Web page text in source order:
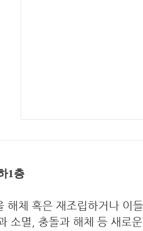
1층
해체 혹은 재조립하거나 이
소멸, 충돌과 해체 등 새로